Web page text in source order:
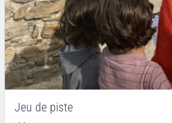
Jeu de piste